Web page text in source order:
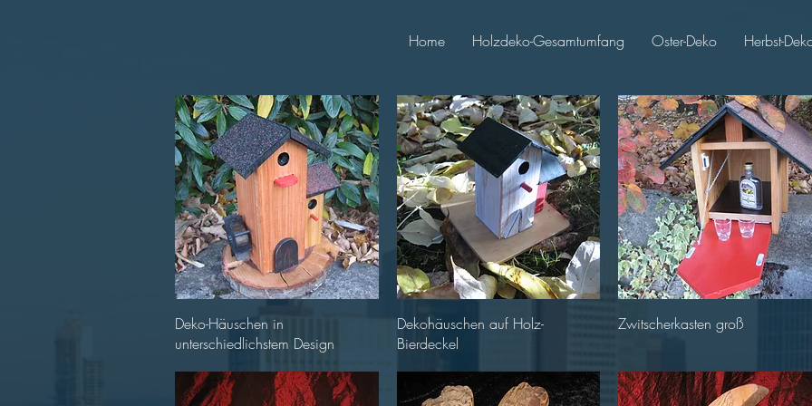
Home Holzdeko-Gesamtumfang Oster-Deko Herbst-
Schnellansicht
Deko-Häuschen in
unterschiedlichstem Design
Schnellansicht
Dekohäuschen auf Holz-
Bierdeckel
Schnellansicht
Zwitscherkasten groß